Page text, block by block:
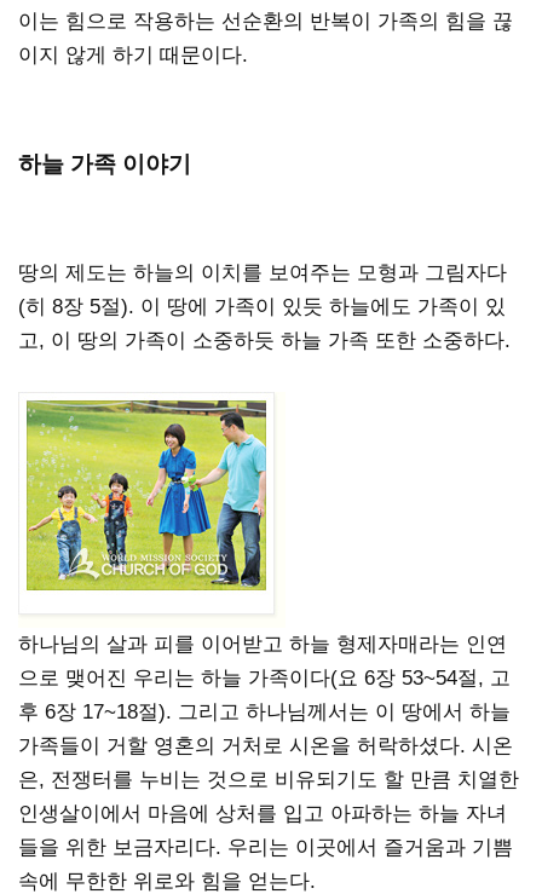
이는 힘으로 작용하는 선순환의 반복이 가족의 힘을 끊
이지 않게 하기 때문이다.
하늘 가족 이야기
땅의 제도는 하늘의 이치를 보여주는 모형과 그림자다
(히 8장 5절). 이 땅에 가족이 있듯 하늘에도 가족이 있
고, 이 땅의 가족이 소중하듯 하늘 가족 또한 소중하다.
하나님의 살과 피를 이어받고 하늘 형제자매라는 인연
으로 맺어진 우리는 하늘 가족이다(요 6장 53~54절, 고
후 6장 17~18절). 그리고 하나님께서는 이 땅에서 하늘
가족들이 거할 영혼의 거처로 시온을 허락하셨다. 시온
은, 전쟁터를 누비는 것으로 비유되기도 할 만큼 치열한
인생살이에서 마음에 상처를 입고 아파하는 하늘 자녀
들을 위한 보금자리다. 우리는 이곳에서 즐거움과 기쁨
속에 무한한 위로와 힘을 얻는다.